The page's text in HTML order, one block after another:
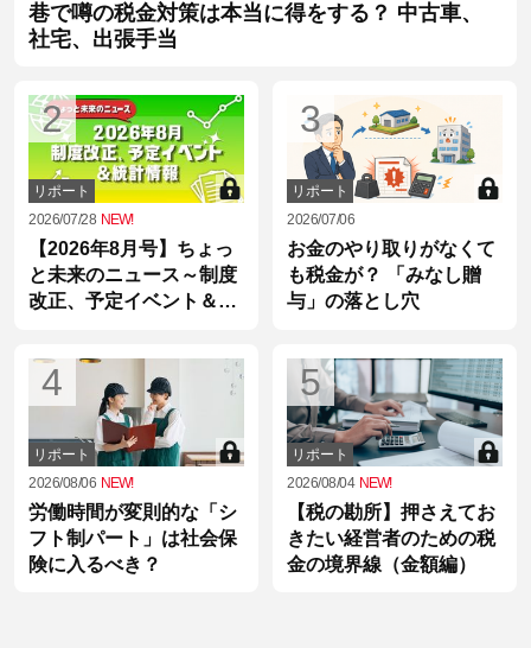
巷で噂の税金対策は本当に得をする？ 中古車、
社宅、出張手当
2
リポート
2026/07/28 NEW!
【2026年8月号】ちょっ
と未来のニュース～制度
改正、予定イベント＆統
3
リポート
2026/07/06
お金のやり取りがなくて
も税金が？ 「みなし贈
与」の落とし穴
4
リポート
2026/08/06 NEW!
労働時間が変則的な「シ
フト制パート」は社会保
険に入るべき？
5
リポート
2026/08/04 NEW!
【税の勘所】押さえてお
きたい経営者のための税
金の境界線（金額編）